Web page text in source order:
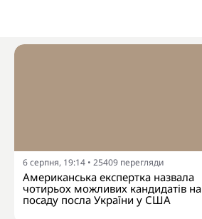
6 серпня, 19:14 • 25409 перегляди
Американська експертка назвала
чотирьох можливих кандидатів на
посаду посла України у США